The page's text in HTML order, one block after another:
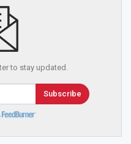
to stay updated.
Subscribe